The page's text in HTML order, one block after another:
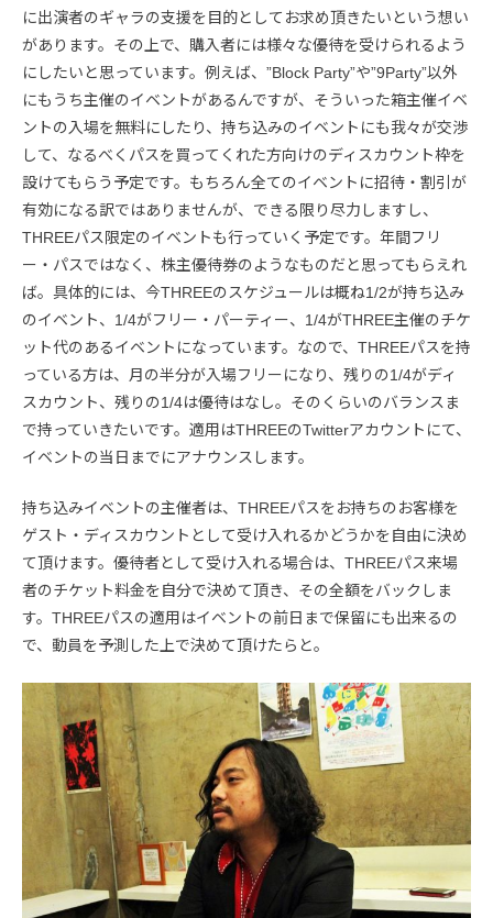
に出演者のギャラの支援を目的としてお求め頂きたいという想い
があります。その上で、購入者には様々な優待を受けられるよう
にしたいと思っています。例えば、”Block Party”や”9Party”以外
にもうち主催のイベントがあるんですが、そういった箱主催イベ
ントの入場を無料にしたり、持ち込みのイベントにも我々が交渉
して、なるべくパスを買ってくれた方向けのディスカウント枠を
設けてもらう予定です。もちろん全てのイベントに招待・割引が
有効になる訳ではありませんが、できる限り尽力しますし、
THREEパス限定のイベントも行っていく予定です。年間フリ
ー・パスではなく、株主優待券のようなものだと思ってもらえれ
ば。具体的には、今THREEのスケジュールは概ね1/2が持ち込み
のイベント、1/4がフリー・パーティー、1/4がTHREE主催のチケ
ット代のあるイベントになっています。なので、THREEパスを持
っている方は、月の半分が入場フリーになり、残りの1/4がディ
スカウント、残りの1/4は優待はなし。そのくらいのバランスま
で持っていきたいです。適用はTHREEのTwitterアカウントにて、
イベントの当日までにアナウンスします。
持ち込みイベントの主催者は、THREEパスをお持ちのお客様を
ゲスト・ディスカウントとして受け入れるかどうかを自由に決め
て頂けます。優待者として受け入れる場合は、THREEパス来場
者のチケット料金を自分で決めて頂き、その全額をバックしま
す。THREEパスの適用はイベントの前日まで保留にも出来るの
で、動員を予測した上で決めて頂けたらと。